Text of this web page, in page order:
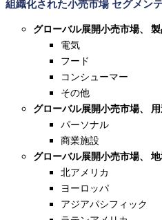
組織化された小売市場 セグメン
グローバル展開小売市場、
電気
フード
コンシューマー
その他
グローバル展開小売市場、
パーソナル
商業施設
グローバル展開小売市場、
北アメリカ
ヨーロッパ
アジアパシフィック